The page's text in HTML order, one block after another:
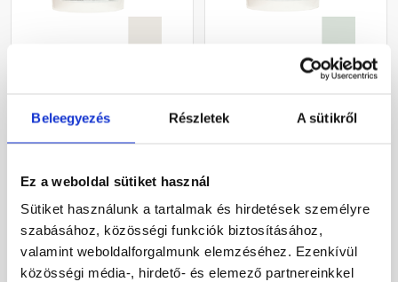
Beleegyezés Részletek A sütikről
Ez a weboldal sütiket használ
Sütiket használunk a tartalmak és hirdetések személyre
szabásához, közösségi funkciók biztosításához,
valamint weboldalforgalmunk elemzéséhez. Ezenkívül
közösségi média-, hirdető- és elemező partnereinkkel
vékonyvakolat, kapart 1,5
1 095 Ft / kg
Megnézem
vékonyvakolat, kapart 1,5
1 328 Ft / kg
Megnézem